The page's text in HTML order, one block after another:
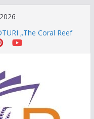
oameni, emoții
Dual în
viitor plin de